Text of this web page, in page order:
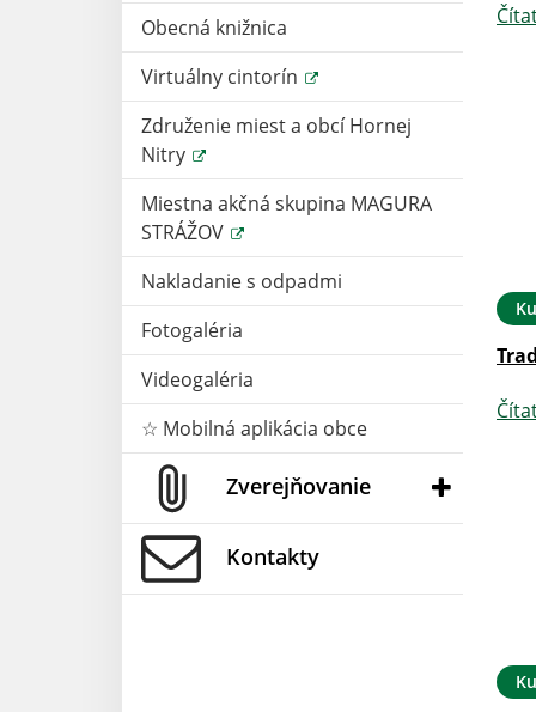
Obecná knižnica
Virtuálny cintorín
Združenie miest a obcí Hornej
Nitry
Miestna akčná skupina MAGURA
STRÁŽOV
Nakladanie s odpadmi
Fotogaléria
Videogaléria
☆ Mobilná aplikácia obce
Zverejňovanie
Kontakty
Čítať ďalej
24. NOV 2025 Oznámenia
Prerušenie distribúcie
elektriny - 28.11.2025
Čítať ďalej